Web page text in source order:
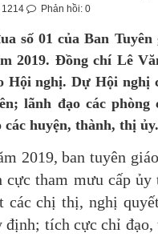
Phản hồi: 0
số 01 của Ban
2019. Đồng chí Lê
Hội nghị. Dự Hội nghị
lãnh đạo các
các huyện, thành, thị ủy.
ban tuyên
tham mưu cấp
các chị thị, nghị
tích cực chỉ